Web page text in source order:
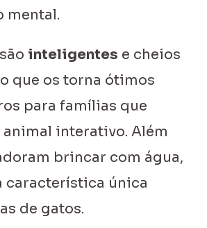
mental.
inteligentes e cheios
que os torna ótimos
para famílias que
animal interativo. Além
brincar com água,
característica única
de gatos.